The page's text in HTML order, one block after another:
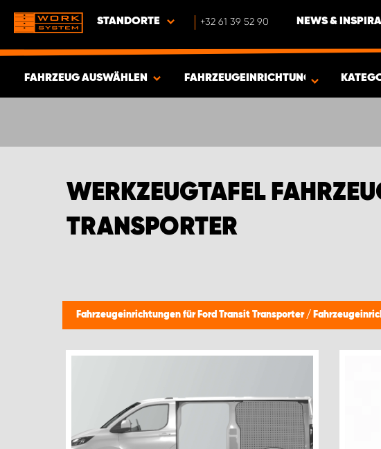
STANDORTE +32 61 39 52 90 NEWS &
FAHRZEUG AUSWÄHLEN
ARTIKEL
FAHRZEUGEINRICHTUNGEN FÜR FORD
WERKZEUGTAFEL
TRANSPORTER
Fahrzeugeinrichtungen für Ford Transit Transporter /